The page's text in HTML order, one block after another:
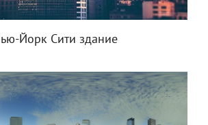
Йорк Сити здание